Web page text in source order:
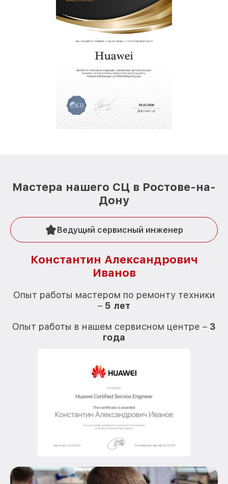
Мастера нашего СЦ в Ростове-на-
Дону
Ведущий сервисный инженер
Константин Александрович
Иванов
Опыт работы мастером по ремонту техники
– 5 лет
Опыт работы в нашем сервисном центре – 3
года